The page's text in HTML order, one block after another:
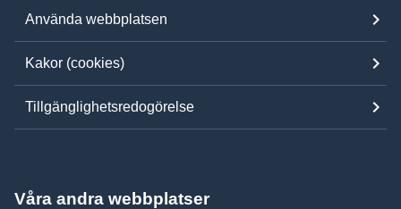
Använda webbplatsen
Kakor (cookies)
Tillgänglighetsredogörelse
Våra andra webbplatser